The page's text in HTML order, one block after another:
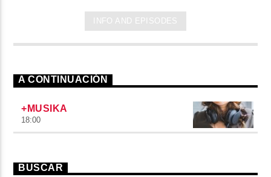
INFO AND EPISODES
A CONTINUACIÓN
+MUSIKA
18:00
BUSCAR